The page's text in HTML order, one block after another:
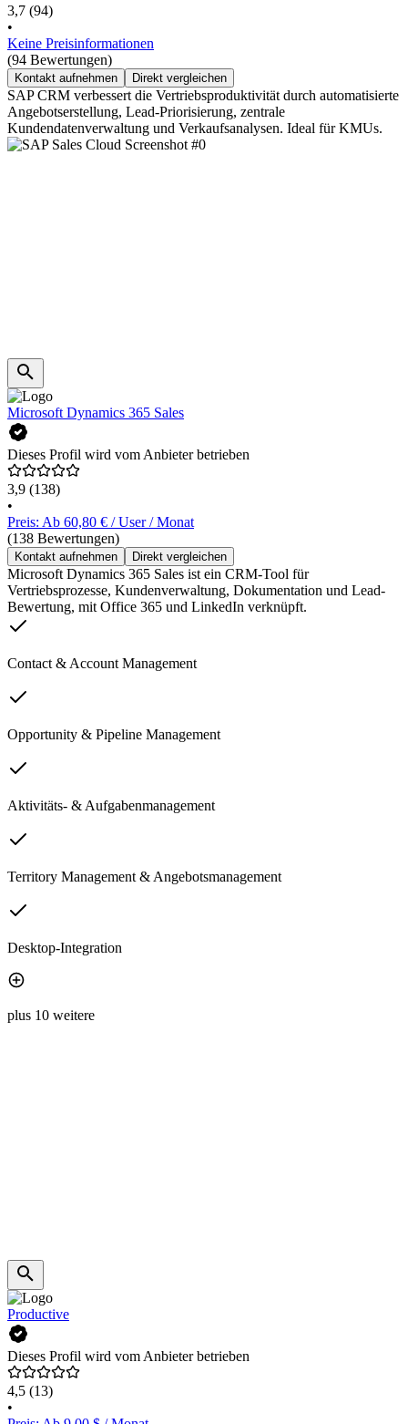
3,7 (94)
•
Keine Preisinformationen
(94 Bewertungen)
Kontakt aufnehmen Direkt vergleichen
SAP CRM verbessert die Vertriebsproduktivität durch automatisierte
Angebotserstellung, Lead-Priorisierung, zentrale
Kundendatenverwaltung und Verkaufsanalysen. Ideal für KMUs.
Microsoft Dynamics 365 Sales
Dieses Profil wird vom Anbieter betrieben
3,9 (138)
•
Preis: Ab 60,80 € / User / Monat
(138 Bewertungen)
Kontakt aufnehmen Direkt vergleichen
Microsoft Dynamics 365 Sales ist ein CRM-Tool für
Vertriebsprozesse, Kundenverwaltung, Dokumentation und Lead-
Bewertung, mit Office 365 und LinkedIn verknüpft.
Contact & Account Management
Opportunity & Pipeline Management
Aktivitäts- & Aufgabenmanagement
Territory Management & Angebotsmanagement
Desktop-Integration
plus 10 weitere
Productive
Dieses Profil wird vom Anbieter betrieben
4,5 (13)
•